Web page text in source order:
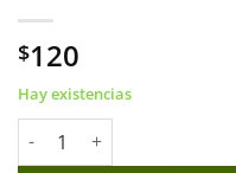
$120
Hay existencias
ATUN EN ACEITE LA